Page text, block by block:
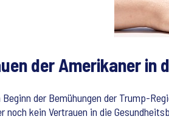
der Amerikaner
Beginn der Bemühungen der Trump-
noch kein Vertrauen in die